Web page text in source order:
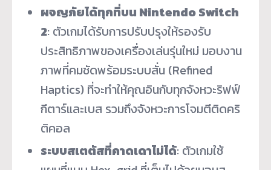
ผจญภัยได้ทุกที่บน Nintendo Switch
2: ตัวเกมได้รับการปรับปรุงให้รองรับ
ประสิทธิภาพของเครื่องเล่นรุ่นใหม่ มอบงาน
ภาพที่คมชัดพร้อมระบบสั่น (Refined
Haptics) ที่จะทำให้คุณอินกับทุกจังหวะริฟฟ์
กีตาร์และเบส รวมถึงจังหวะการโจมตีติดคริ
ติคอล
ระบบสเตตัสที่คาดเดาไม่ได้: ตัวเกมใช้